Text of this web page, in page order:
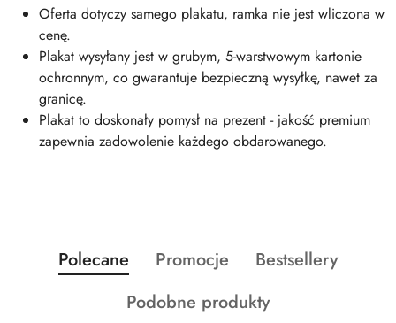
Oferta dotyczy samego plakatu, ramka nie jest wliczona w
cenę.
Plakat wysyłany jest w grubym, 5-warstwowym kartonie
ochronnym, co gwarantuje bezpieczną wysyłkę, nawet za
granicę.
Plakat to doskonały pomysł na prezent - jakość premium
zapewnia zadowolenie każdego obdarowanego.
Pomiń karuzelę produktów
Produkty
o
Polecane
Produkty
statusie:
Promocje
Produkty
statusie:
Bestsellery
Produkty
Podobne produkty